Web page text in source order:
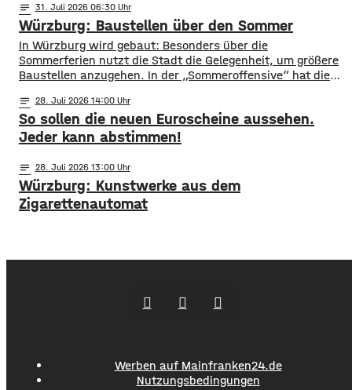
notes 31. Juli 2026 06:30
Würzburg: Baustellen über den Sommer
​​In Würzburg wird gebaut: Besonders über die
Sommerferien nutzt die Stadt die Gelegenheit, um größere
Baustellen anzugehen. In der „Sommeroffensive“ hat die
anderem die Sperrung der B27-Brücke bekanntgegeben.
Eine Übersicht über alle aktuellen Baustellen findet ihr
hier. ​Sperrung B27-Brücke ​Eine der größten
Einschränkungen wird für Autofahrer die Sperrung der B27-
Brücke über
notes 28. Juli 2026 14:00
So sollen die neuen Euroscheine aussehen.
Jeder kann abstimmen!
notes 28. Juli 2026 13:00
Würzburg: Kunstwerke aus dem
Zigarettenautomat
Werben auf Mainfranken24.de
Nutzungsbedingungen